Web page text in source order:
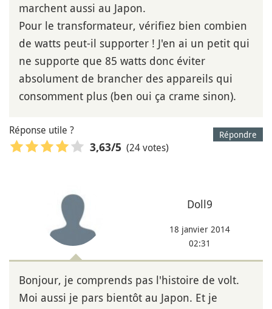
marchent aussi au Japon.
Pour le transformateur, vérifiez bien combien
de watts peut-il supporter ! J'en ai un petit qui
ne supporte que 85 watts donc éviter
absolument de brancher des appareils qui
consomment plus (ben oui ça crame sinon).
Répondre
Réponse utile ?
3,63/5 (24 votes)
Doll9
18 janvier 2014
02:31
Bonjour, je comprends pas l'histoire de volt.
Moi aussi je pars bientôt au Japon. Et je